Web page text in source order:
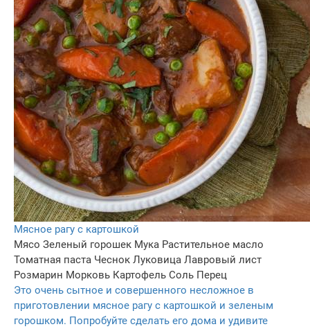
Мясное рагу с картошкой
Мясо Зеленый горошек Мука Растительное масло
Томатная паста Чеснок Луковица Лавровый лист
Розмарин Морковь Картофель Соль Перец
Это очень сытное и совершенного несложное в
приготовлении мясное рагу с картошкой и зеленым
горошком. Попробуйте сделать его дома и удивите